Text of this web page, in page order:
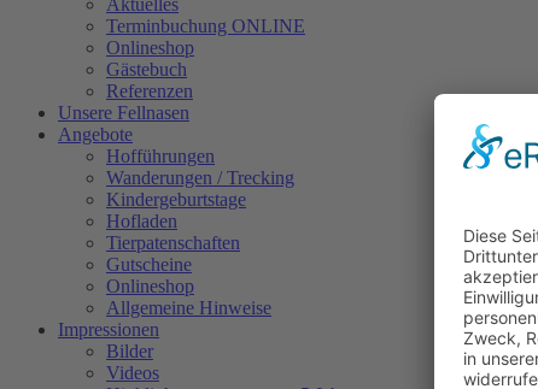
Aktuelles
Terminbuchung ONLINE
Onlineshop
Gästebuch
Referenzen
Unsere Fellnasen
Angebote
Hofführungen
Wanderungen / Trecking
Kindergeburtstage
Hofladen
Tierpatenschaften
Gutscheine
Onlineshop
Allgemeine Hinweise
Impressionen
Bilder
Videos